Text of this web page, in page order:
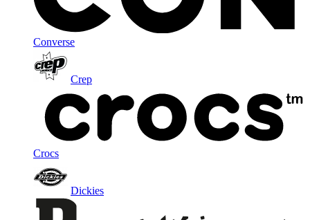
Converse
Crep
Crocs
Dickies